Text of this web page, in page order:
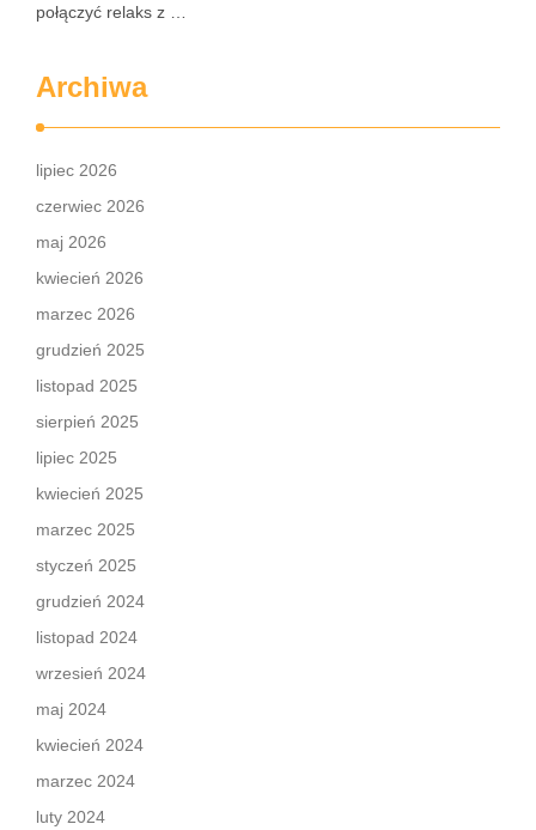
połączyć relaks z …
Archiwa
lipiec 2026
czerwiec 2026
maj 2026
kwiecień 2026
marzec 2026
grudzień 2025
listopad 2025
sierpień 2025
lipiec 2025
kwiecień 2025
marzec 2025
styczeń 2025
grudzień 2024
listopad 2024
wrzesień 2024
maj 2024
kwiecień 2024
marzec 2024
luty 2024